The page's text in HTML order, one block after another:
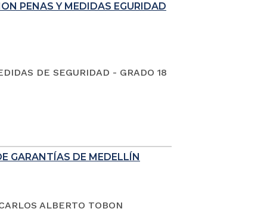
PENAS Y MEDIDAS EGURIDAD
DE SEGURIDAD - GRADO 18
GARANTÍAS DE MEDELLÍN
ALBERTO TOBON